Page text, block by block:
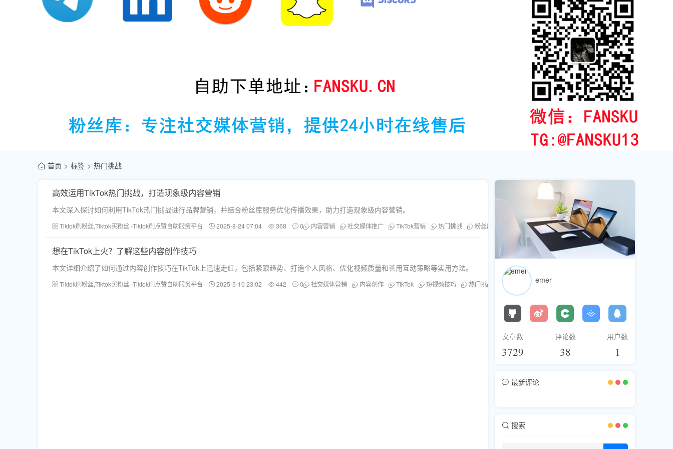
首页 标签 热门挑战
高效运用TikTok热门挑战，打造现象级内容营销
本文深入探讨如何利用TikTok热门挑战进行品牌营销，并结合粉丝库服务优化传播效果，助力打造现象级内容营销。
Tiktok刷粉丝,Tiktok买粉丝 -Tiktok刷点赞自助服务平台 2025-8-24 07:04 368 0 内容营销 社交媒体推广 TikTok营销 热门挑战 粉丝库 刷粉服务
想在TikTok上火？了解这些内容创作技巧
本文详细介绍了如何通过内容创作技巧在TikTok上迅速走红，包括紧跟趋势、打造个人风格、优化视频质量和善用互动策略等实用方法。
Tiktok刷粉丝,Tiktok买粉丝 -Tiktok刷点赞自助服务平台 2025-5-10 23:02 442 0 社交媒体营销 内容创作 TikTok 短视频技巧 热门挑战 emer
文章数
3729
评论数
38
用户数
1
最新评论
搜索